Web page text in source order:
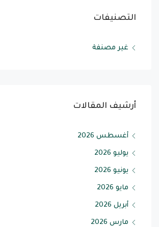
التصنيفات
غير مصنفة
أرشيف المقالات
أغسطس 2026
يوليو 2026
يونيو 2026
مايو 2026
أبريل 2026
مارس 2026